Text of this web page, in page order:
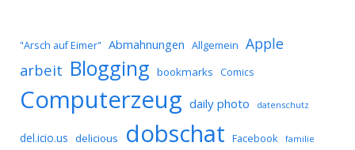
"Arsch auf Eimer" Abmahnungen Allgemein Apple
arbeit Blogging bookmarks Comics
Computerzeug daily photo datenschutz
del.icio.us delicious dobschat Facebook familie